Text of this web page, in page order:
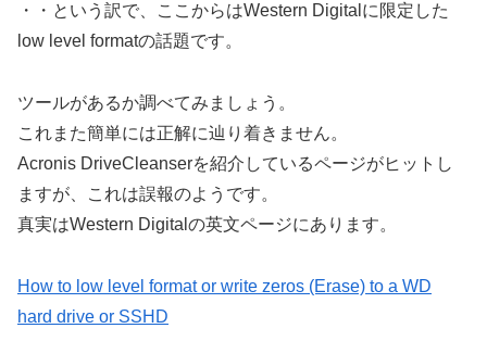
・・という訳で、ここからはWestern Digitalに限定した
low level formatの話題です。
ツールがあるか調べてみましょう。
これまた簡単には正解に辿り着きません。
Acronis DriveCleanserを紹介しているページがヒットし
ますが、これは誤報のようです。
真実はWestern Digitalの英文ページにあります。
How to low level format or write zeros (Erase) to a WD
hard drive or SSHD